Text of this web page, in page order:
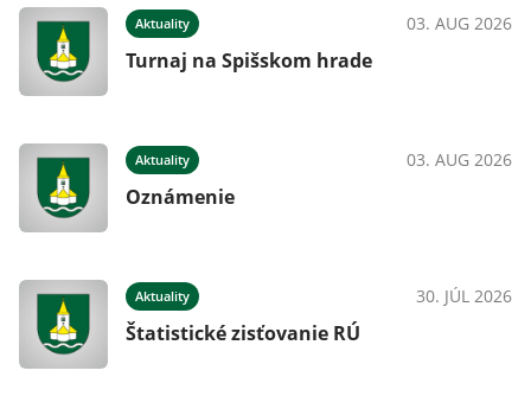
Aktuality 03. AUG 2026
Turnaj na Spišskom hrade
Aktuality 03. AUG 2026
Oznámenie
Aktuality 30. JÚL 2026
Štatistické zisťovanie RÚ